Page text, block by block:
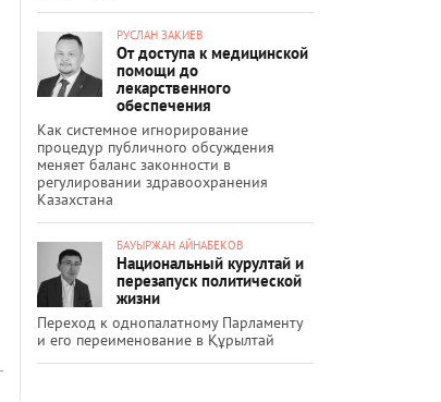
РУСЛАН ЗАКИЕВ
От доступа к медицинской
помощи до
лекарственного
обеспечения
Как системное игнорирование
процедур публичного обсуждения
меняет баланс законности в
регулировании здравоохранения
Казахстана
БАУЫРЖАН АЙНАБЕКОВ
Национальный курултай и
перезапуск политической
жизни
Переход к однопалатному Парламенту
и его переименование в Құрылтай